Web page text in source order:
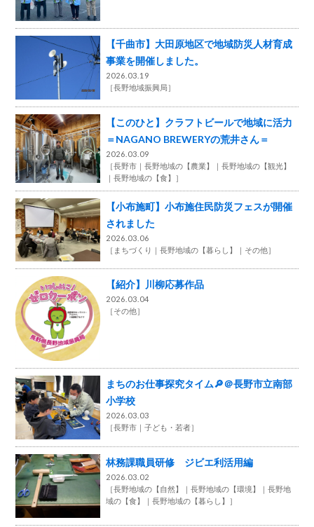
【千曲市】大田原地区で地域防災人材育成
事業を開催しました。
2026.03.19
［長野地域振興局］
【このひと】クラフトビールで地域に活力
＝NAGANO BREWERYの荒井さん＝
2026.03.09
［長野市 長野地域の【農業】
長野地域の【観光】
長野地域の【食】 ］
【小布施町】小布施住民防災フェスが開催
されました
2026.03.06
［ まちづくり 長野地域の【暮らし】 その他］
【紹介】川柳応募作品
2026.03.04
［その他］
まちのお仕事探究タイム🔎＠長野市立南部
小学校
2026.03.03
［長野市 子ども・若者］
林務課職員研修 ジビエ利活用編
2026.03.02
［長野地域の【自然】 長野地域の【環境】
長野地
域の【食】
長野地域の【暮らし】 ］